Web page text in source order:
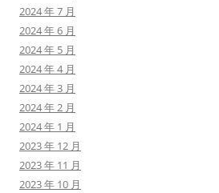
2024 年 7 月
2024 年 6 月
2024 年 5 月
2024 年 4 月
2024 年 3 月
2024 年 2 月
2024 年 1 月
2023 年 12 月
2023 年 11 月
2023 年 10 月